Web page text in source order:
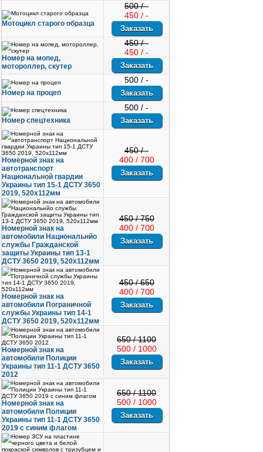
Мотоцикл старого образца
500 / -
450 / -
Номер на мопед,
мотороллер, скутер
450 / -
450 / -
Номер на процеп
500 / -
Номер спецтехника
500 / -
Номерной знак на
автотранспорт
Национальной гвардии
Украины тип 15-1 ДСТУ 3650
2019, 520х112мм
450 / -
400 / 700
Номерной знак на
автомобили Национальнйо
службы Гражданской
защиты Украины тип 13-1
ДСТУ 3650 2019, 520х112мм
450 / 750
400 / 700
Номерной знак на
автомобили Пограничной
службы Украины тип 14-1
ДСТУ 3650 2019, 520х112мм
450 / 650
400 / 700
Номерной знак на
автомобили Полиции
Украины тип 11-1 ДСТУ 3650
2012
650 / 1100
500 / 1000
Номерной знак на
автомобили Полиции
Украины тип 11-1 ДСТУ 3650
2019 с синим флагом
650 / 1100
500 / 1000